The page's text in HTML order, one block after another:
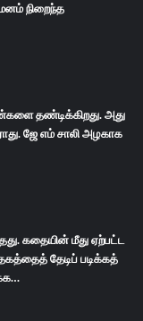
நிறைந்த
தண்டிக்கிறது. அது
ஜே எம் சாலி அழகாக
கதையின் மீது ஏற்பட்ட
தேடிப் படிக்கத்